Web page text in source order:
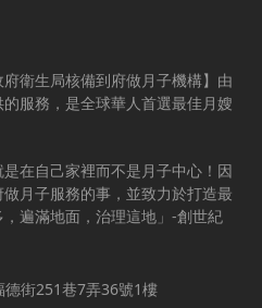
衛生局核備到府做月子機構】由
服務，是全球華人首選最佳月嫂
在自己家裡而不是月子中心！因
月子服務的事，並致力於打造最
遍滿地面，治理這地」-創世紀
街251巷7弄36號1樓